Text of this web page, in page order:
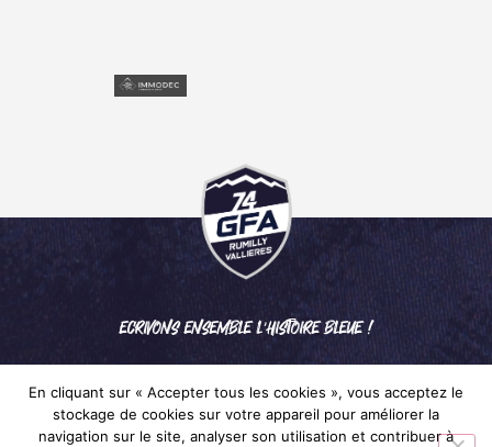
ECRIVONS ENSEMBLE L'HISTOIRE BLEUE !
En cliquant sur « Accepter tous les cookies », vous acceptez le
stockage de cookies sur votre appareil pour améliorer la
navigation sur le site, analyser son utilisation et contribuer à